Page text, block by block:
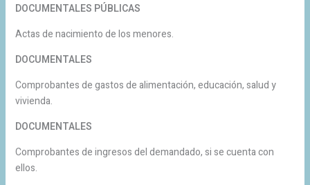
DOCUMENTALES PÚBLICAS
Actas de nacimiento de los menores.
DOCUMENTALES
Comprobantes de gastos de alimentación, educación, salud y
vivienda.
DOCUMENTALES
Comprobantes de ingresos del demandado, si se cuenta con
ellos.